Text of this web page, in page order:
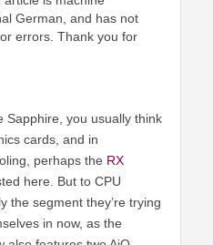
German, and has not
errors. Thank you for
Sapphire, you usually think
cards, and in
perhaps the RX
here. But to CPU
the segment they’re trying
in now, as the